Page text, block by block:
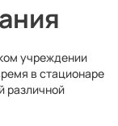
учреждении
в стационаре
различной